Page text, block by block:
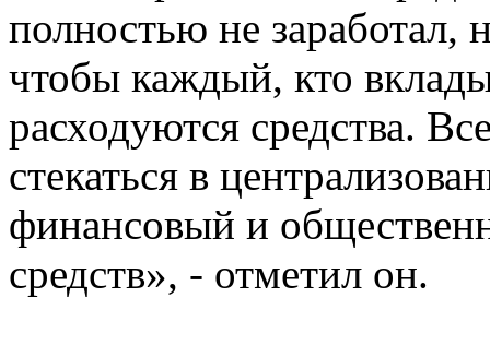
полностью не
чтобы каждый, кто
расходуются средства.
стекаться в
финансовый и
средств», - отметил он.